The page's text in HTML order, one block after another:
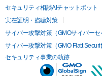
セキュリティ相談AIチャットボット
実在証明・盗聴対策
サイバー攻撃対策（GMOサイバーセ
サイバー攻撃対策（GMO Flatt
セキュリティ事業の軌跡